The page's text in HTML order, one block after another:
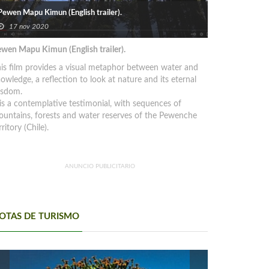
Mapu Kimun (English trailer).
17 nov 2020
Mapu Kimun (English trailer).
film provides a visual metaphor between water and
a reflection to look at nature and its eternal
a contemplative testimonial, with sequences of
forests and water reserves of the Pewenche
(Chile).
ANUNCIO PUBLICITARIO
DE TURISMO